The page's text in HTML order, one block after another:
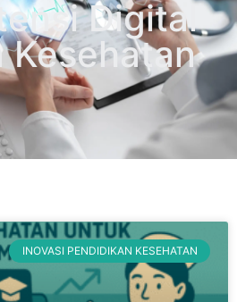
Digital
Kesehatan
INOVASI PENDIDIKAN KESEHATAN